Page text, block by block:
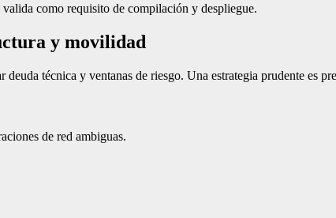
como requisito de compilación y despliegue.
y movilidad
técnica y ventanas de riesgo. Una estrategia prudente es
de red ambiguas.